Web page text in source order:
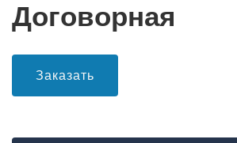
Договорная
Заказать